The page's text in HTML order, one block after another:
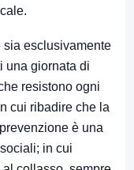
sia esclusivamente
una giornata di
resistono ogni
cui ribadire che la
è una
in cui